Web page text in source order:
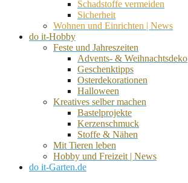
Schadstoffe vermeiden
Sicherheit
Wohnen und Einrichten | News
do it-Hobby
Feste und Jahreszeiten
Advents- & Weihnachtsdeko
Geschenktipps
Osterdekorationen
Halloween
Kreatives selber machen
Bastelprojekte
Kerzenschmuck
Stoffe & Nähen
Mit Tieren leben
Hobby und Freizeit | News
do it-Garten.de